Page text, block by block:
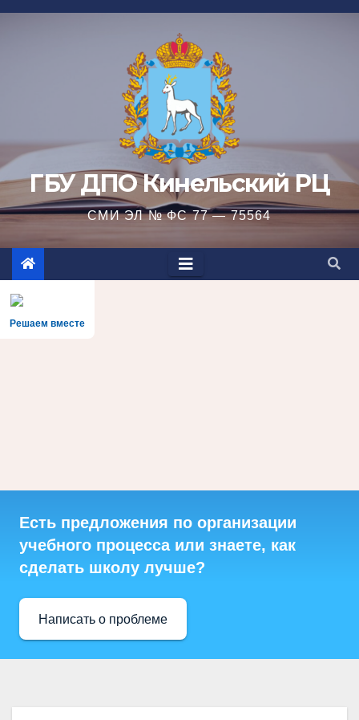
Перейти
ГБУ ДПО Кинельский РЦ
СМИ ЭЛ № ФС 77 — 75564
Решаем вместе
Есть предложения по организации
учебного процесса или знаете, как
сделать школу лучше?
Написать о проблеме